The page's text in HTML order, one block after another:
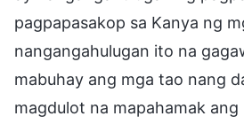
pagpapasakop sa Kanya ng
nangangahulugan ito na
mabuhay ang mga tao nang
magdulot na mapahamak